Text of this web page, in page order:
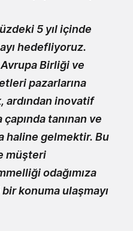
5 yıl içinde
hedefliyoruz.
Birliği ve
pazarlarına
ardından inovatif
tanınan ve
haline gelmektir. Bu
müşteri
odağımıza
konuma ulaşmayı